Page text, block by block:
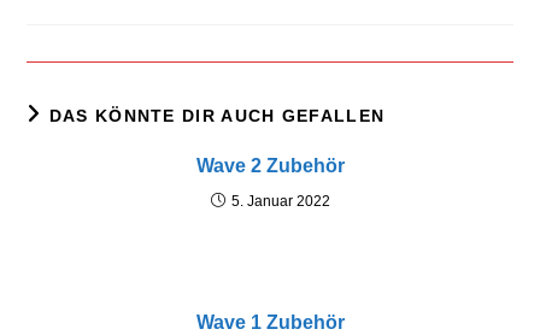
DAS KÖNNTE DIR AUCH GEFALLEN
Wave 2 Zubehör
5. Januar 2022
Wave 1 Zubehör